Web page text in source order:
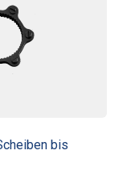
bis